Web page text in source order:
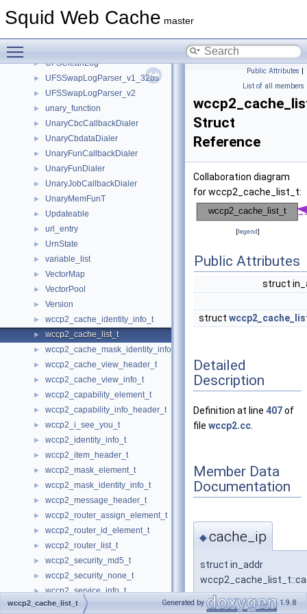
Squid Web Cache master
trapVar
► UFSCleanLog
► UFSSwapLogParser_v1_32bs
► UFSSwapLogParser_v2
► unary_function
► UnaryCbcCallbackDialer
► UnaryCbdataDialer
► UnaryFunCallbackDialer
► UnaryFunDialer
► UnaryJobCallbackDialer
► UnaryMemFunT
► Updateable
► url_entry
► UrnState
► variable_list
► VectorMap
► VectorPool
► Version
► wccp2_cache_identity_info_t
► wccp2_cache_list_t
► wccp2_cache_mask_identity_info_t
► wccp2_cache_view_header_t
► wccp2_cache_view_info_t
► wccp2_capability_element_t
► wccp2_capability_info_header_t
► wccp2_i_see_you_t
► wccp2_identity_info_t
► wccp2_item_header_t
► wccp2_mask_element_t
► wccp2_mask_identity_info_t
► wccp2_message_header_t
► wccp2_router_assign_element_t
► wccp2_router_id_element_t
► wccp2_router_list_t
► wccp2_security_md5_t
► wccp2_security_none_t
► wccp2_service_info_t
► wccp2_service_list_t
Public Attributes |
List of all members
Struct
Reference
Collaboration diagram
for wccp2_cache_list_t:
[legend]
Public Attributes
struct
struct
Detailed
Description
Definition at line 407of
file wccp2.cc
Member Data
Documentation
◆cache_ip
struct in_addr
wccp2_cache_list_t Generated by 1.9.8